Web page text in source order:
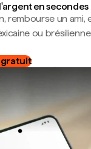
en secondes
rembourse un
ou
gratuit